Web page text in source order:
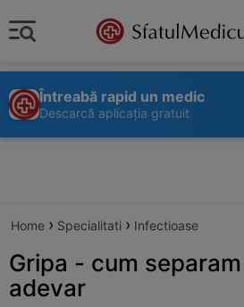
Întreabă rapid un medic
Descarcă aplicația gratuit
Home › Specialitati › Infectioase
Gripa - cum
adevar